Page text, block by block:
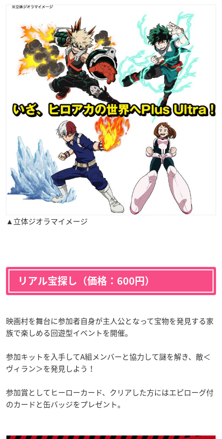
▲立体ジオラマイメージ
リアル宝探し（価格：600円）
映画村を舞台に参加者自身が主人公となって宝物を発見する家
族で楽しめる回遊型イベントを開催。
参加キットを入手してA組メンバーと協力して謎を解き、敵＜
ヴィラン＞を発見しよう！
参加賞としてヒーローカード、クリアした方にはエピローグ付
のカードと缶バッジをプレゼント。